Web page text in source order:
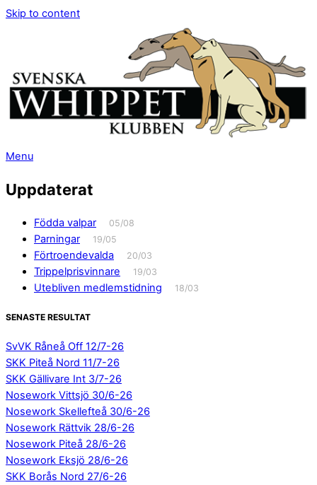
Skip to content
Menu
Uppdaterat
Födda valpar 05/08
Parningar 19/05
Förtroendevalda 20/03
Trippelprisvinnare 19/03
Utebliven medlemstidning 18/03
SENASTE RESULTAT
SvVK Råneå Off 12/7-26
SKK Piteå Nord 11/7-26
SKK Gällivare Int 3/7-26
Nosework Vittsjö 30/6-26
Nosework Skellefteå 30/6-26
Nosework Rättvik 28/6-26
Nosework Piteå 28/6-26
Nosework Eksjö 28/6-26
SKK Borås Nord 27/6-26